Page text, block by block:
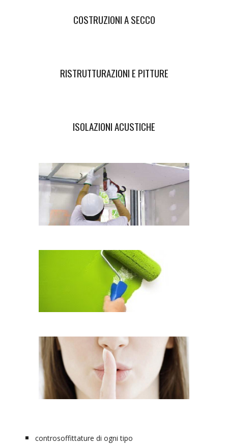
COSTRUZIONI A SECCO
RISTRUTTURAZIONI E PITTURE
ISOLAZIONI ACUSTICHE
controsoffittature di ogni tipo